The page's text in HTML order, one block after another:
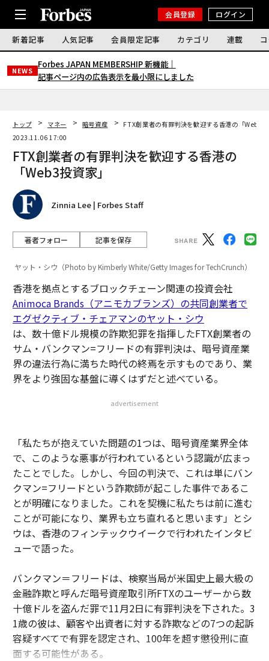
会員登録 ログイン
新着記事 人気記事 会員限定記事 カテゴリ 連載
NEWS
Forbes JAPAN MEMBERSHIP 新機能｜
記事ページ内の広告表示を最小限にしました
トップ マネー 暗号資産
FTX創業者の有罪判決を歓迎する香港の「Web3
2023.11.06 17:00
FTX創業者の有罪判決を歓迎する香港の
「Web3投資家」
Zinnia Lee | Forbes Staff
著者フォロー 記事を保存
ヤット・シウ（Photo by Kimberly White/Getty Images for TechCrunch）
香港を拠点とするブロックチェーン関連の投資会社
Animoca Brands（アニモカブランズ）の共同創業者で
エグゼクティブ・チェアマンのヤット・シウ
は、数十億ドル規模の詐欺犯罪を指揮したFTX創業者の
サム・バンクマン=フリードの有罪判決は、暗号資産業
界の違法行為に満ちた時代の終焉を示すものであり、業
界をより強固な基盤に導くはずだと述べている。
advertisement
「私たちが抱えていた問題の1つは、暗号資産業界全体
で、このような悪事が行われているという認識が広まっ
たことでした。しかし、今回の判決で、これは単にバン
クマン=フリードという詐欺師が起こした事件であるこ
とが明確になりました。これを契機に私たちは前に進む
ことが可能になり、業界も立ち直れると思います」とシ
ウは、香港のフィンテックウイークで行われたインタビ
ューで語った。
バンクマン＝フリードは、検察当局が米国史上最大級の
金融詐欺と呼んだ暗号資産取引所FTXのユーザーから数
十億ドルを盗んだ罪で11月2日に有罪判決を下された。3
1歳の彼は、顧客や出資者に対する詐欺などの7つの起訴
容疑すべてで有罪を認定され、100年を超す懲役刑に直
面する可能性がある。